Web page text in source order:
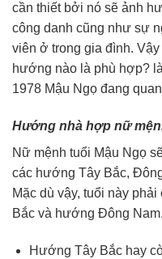
cần thiết bởi nó sẽ ảnh
công danh cũng như sự
viên ở trong gia đình.
hướng nào là phù hợp?
1978 Mậu Ngọ đang
Hướng nhà hợp nữ
Nữ mệnh tuổi Mậu Ngọ
các hướng Tây Bắc,
Mặc dù vậy, tuổi này
Bắc và hướng Đông Nam.
Hướng Tây Bắc hay